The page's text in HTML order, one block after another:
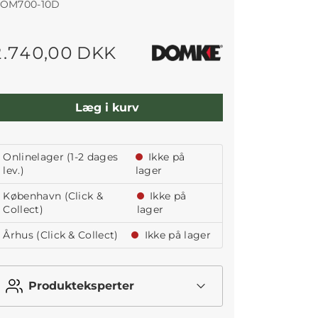
10D
DKK
Læg i kurv
Onlinelager (1-2 dages
lev.)
Ikke på
lager
København (Click &
Collect)
Ikke på
lager
Århus (Click & Collect)
Ikke på lager
Produkteksperter